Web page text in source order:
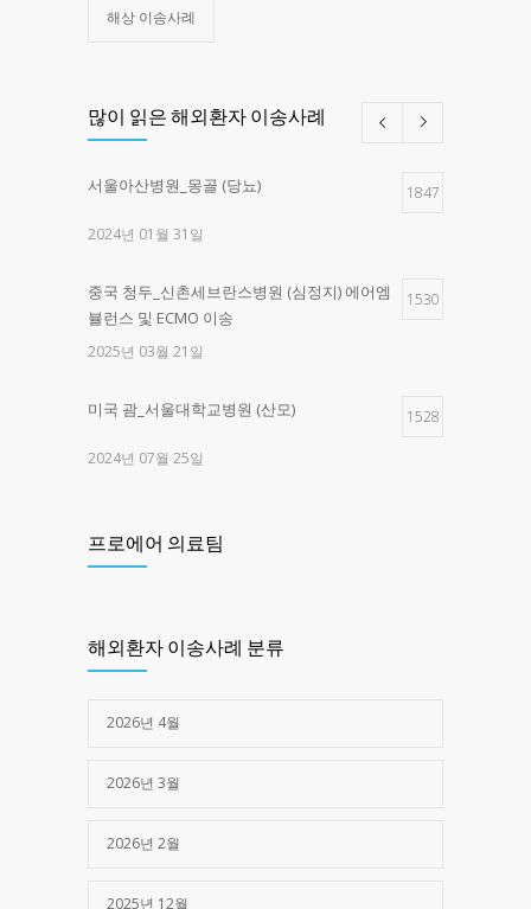
해상 이송사례
많이 읽은 해외환자 이송사례
서울아산병원_몽골 (당뇨) 1847
2024년 01월 31일
중국 청두_신촌세브란스병원 (심정지) 에어엠
뷸런스 및 ECMO 이송
1530
2025년 03월 21일
미국 괌_서울대학교병원 (산모) 1528
2024년 07월 25일
2025년 03월 28일
2025년 05월 16일
프로에어 의료팀
해외환자 이송사례 분류
2026년 4월
2026년 3월
2026년 2월
2025년 12월